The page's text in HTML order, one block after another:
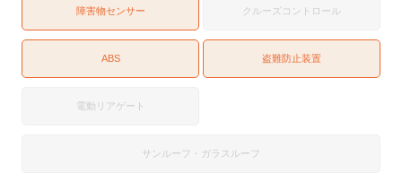
障害物センサー クルーズコントロール
ABS 盗難防止装置
電動リアゲート
サンルーフ・ガラスルーフ